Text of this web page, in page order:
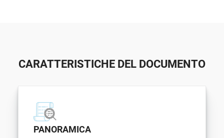
CARATTERISTICHE DEL DOCUMENTO
PANORAMICA